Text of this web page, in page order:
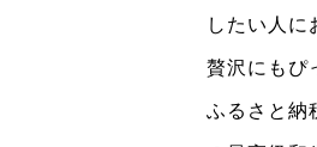
したい人に
贅沢にもぴ
ふるさと納